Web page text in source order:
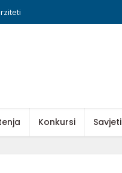
Konkursi Savjeti